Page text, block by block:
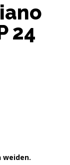
24
weiden.